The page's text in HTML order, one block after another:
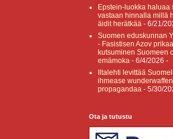
Epstein-luokka haluaa
vastaan hinnalla millä
äidit herätkää - 6/21/
Suomen eduskunnan
- Fasistisen Azov
kutsuminen Suomeen
emämoka - 6/4/2026 -
Iltalehti levittää
ihmease wunderwaffen
propagandaa - 5/30/
Ota ja tutustu